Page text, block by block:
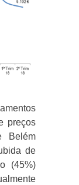
preços
Belém
de
(45%)